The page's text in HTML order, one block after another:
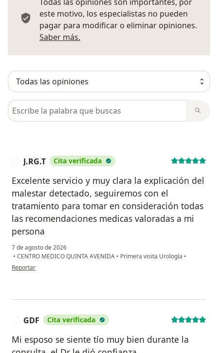
este motivo, los especialistas no pueden
pagar para modificar o eliminar opiniones.
Saber más.
Busca en opiniones
J.RG.T Cita verificada
Excelente servicio y muy clara la explicación del
malestar detectado, seguiremos con el
tratamiento para tomar en consideración todas
las recomendaciones medicas valoradas a mi
persona
7 de agosto de 2026
• CENTRO MEDICO QUINTA AVENIDA • Primera visita Urología •
en opinión del usuario J.RG.T
Reportar
GDF Cita verificada
Mi esposo se siente tío muy bien durante la